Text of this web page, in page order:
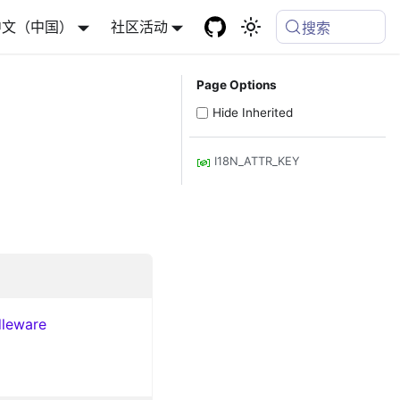
（中国） 社区活动 搜索
Page Options
Hide Inherited
I18N_ATTR_KEY